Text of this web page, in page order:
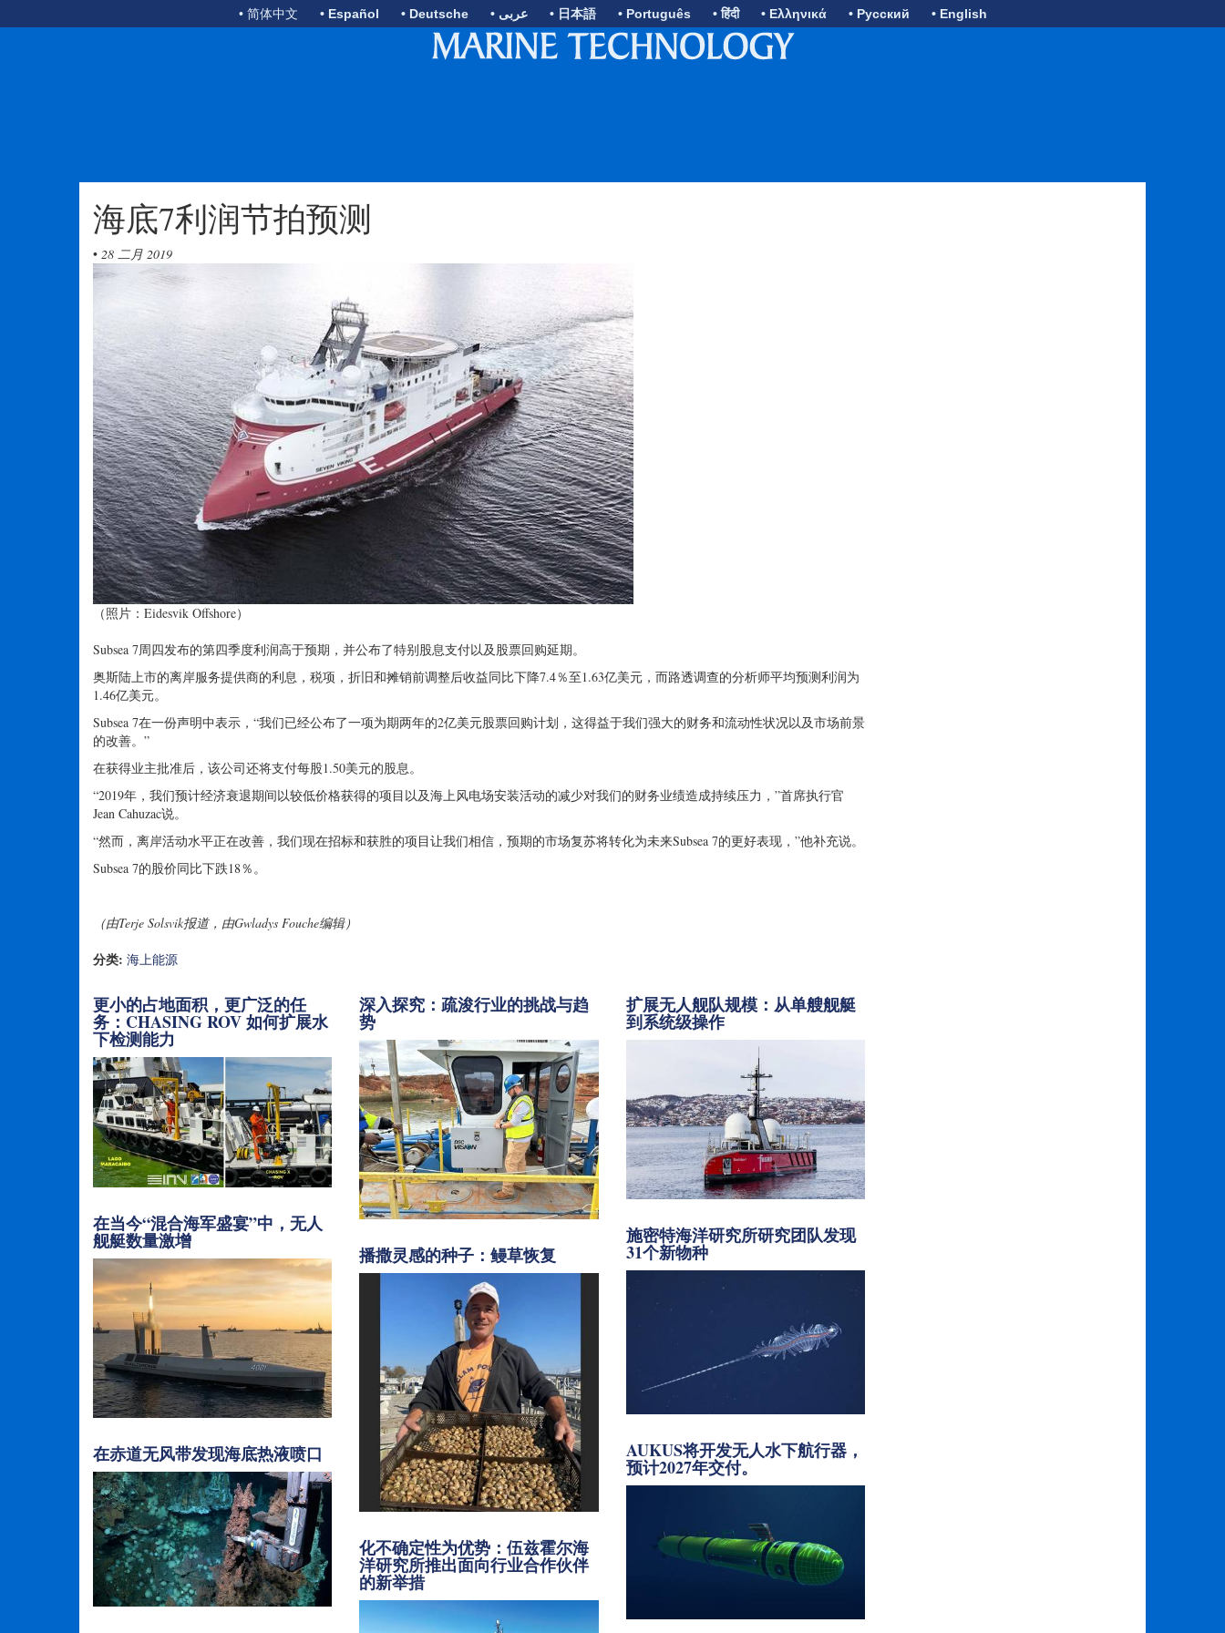
• 简体中文 • Español • Deutsche • عربى • 日本語 • Português • हिंदी • Ελληνικά • Русский • English
海底7利润节拍预测
• 28 二月 2019
（照片：Eidesvik Offshore）
Subsea 7周四发布的第四季度利润高于预期，并公布了特别股息支付以及股票回购延期。
奥斯陆上市的离岸服务提供商的利息，税项，折旧和摊销前调整后收益同比下降7.4％至1.63亿美元，而路透调查的分析师平均预测利润为
1.46亿美元。
Subsea 7在一份声明中表示，“我们已经公布了一项为期两年的2亿美元股票回购计划，这得益于我们强大的财务和流动性状况以及市场前景
的改善。”
在获得业主批准后，该公司还将支付每股1.50美元的股息。
“2019年，我们预计经济衰退期间以较低价格获得的项目以及海上风电场安装活动的减少对我们的财务业绩造成持续压力，”首席执行官
Jean Cahuzac说。
“然而，离岸活动水平正在改善，我们现在招标和获胜的项目让我们相信，预期的市场复苏将转化为未来Subsea 7的更好表现，”他补充说。
Subsea 7的股价同比下跌18％。
（由Terje Solsvik报道，由Gwladys Fouche编辑）
分类: 海上能源
更小的占地面积，更广泛的任
务：CHASING ROV 如何扩展水
下检测能力
在当今“混合海军盛宴”中，无人
舰艇数量激增
在赤道无风带发现海底热液喷口
深入探究：疏浚行业的挑战与趋
势
播撒灵感的种子：鳗草恢复
化不确定性为优势：伍兹霍尔海
洋研究所推出面向行业合作伙伴
的新举措
扩展无人舰队规模：从单艘舰艇
到系统级操作
施密特海洋研究所研究团队发现
31个新物种
AUKUS将开发无人水下航行器，
预计2027年交付。